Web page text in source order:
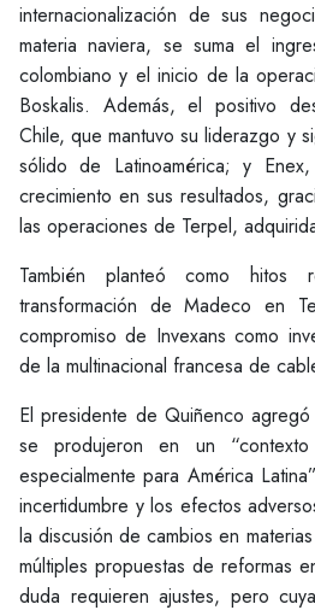
internacionalización de sus
materia naviera, se suma el
colombiano y el inicio de la
Boskalis. Además, el positivo
Chile, que mantuvo su liderazgo y
sólido de Latinoamérica; y
crecimiento en sus resultados,
las operaciones de Terpel,
También planteó como hitos
transformación de Madeco en
compromiso de Invexans como
de la multinacional francesa de
El presidente de Quiñenco
se produjeron en un “contexto
especialmente para América
incertidumbre y los efectos
la discusión de cambios en
múltiples propuestas de reformas
duda requieren ajustes, pero